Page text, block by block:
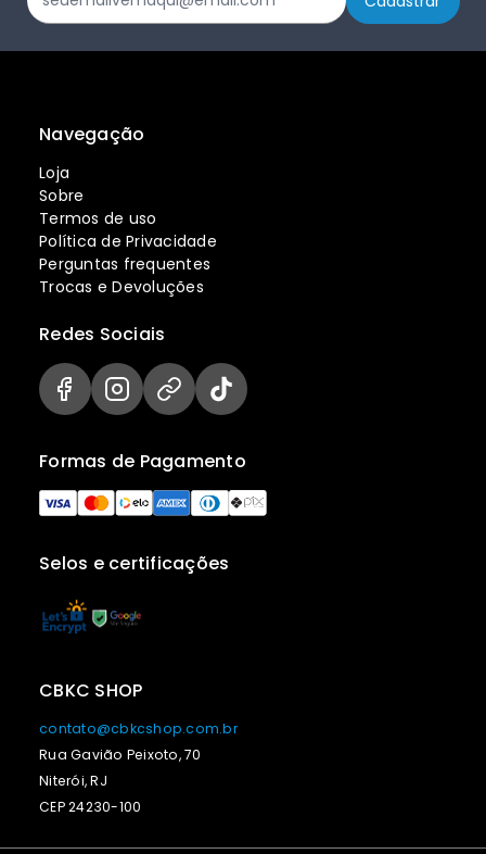
Navegação
Loja
Sobre
Termos de uso
Política de Privacidade
Perguntas frequentes
Trocas e Devoluções
Selos e certificações
Formas de Pagamento
Redes Sociais
CBKC SHOP
contato@cbkcshop.com.br
Rua Gavião Peixoto, 70
Niterói, RJ
CEP 24230-100